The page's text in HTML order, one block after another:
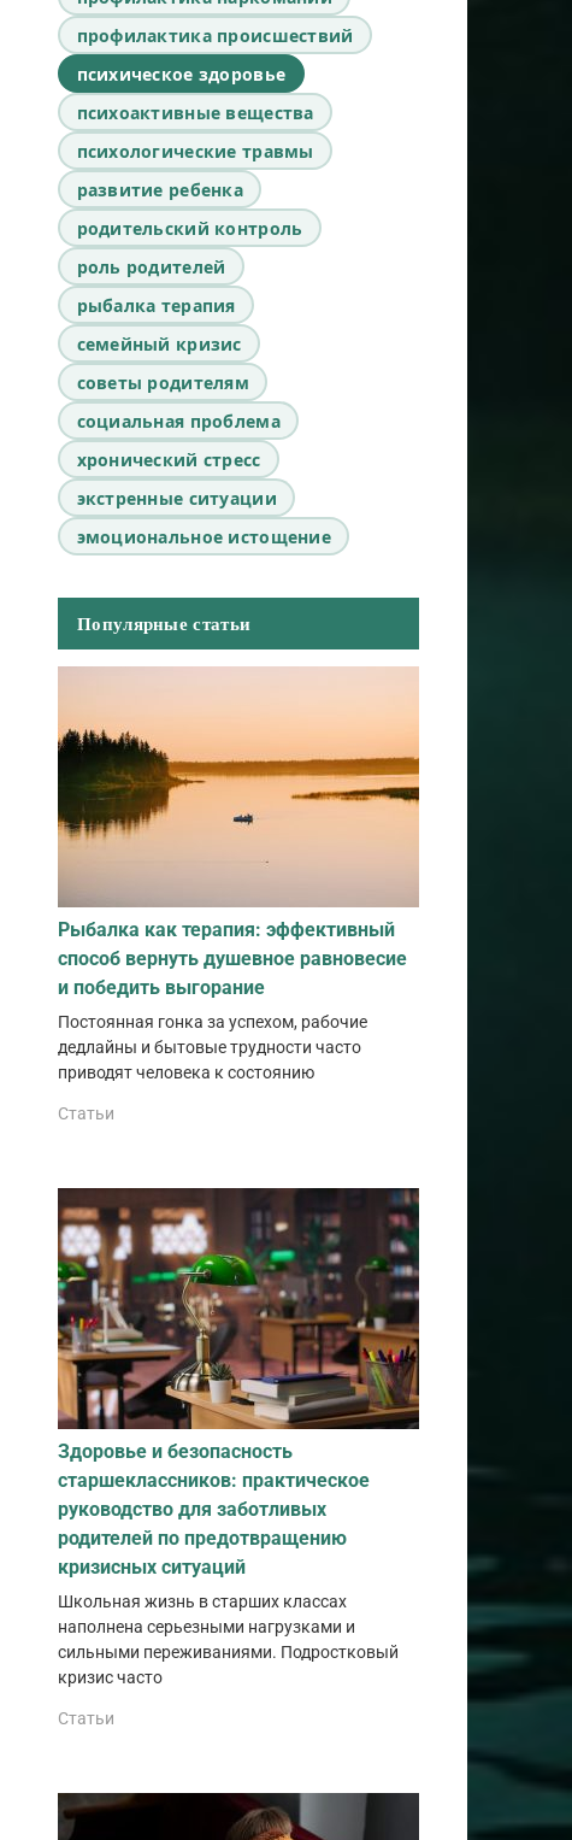
профилактика происшествий
психическое здоровье
психоактивные вещества
психологические травмы
развитие ребенка
родительский контроль
роль родителей
рыбалка терапия
семейный кризис
советы родителям
социальная проблема
хронический стресс
экстренные ситуации
эмоциональное истощение
Популярные статьи
Рыбалка как терапия: эффективный
способ вернуть душевное равновесие
и победить выгорание
Постоянная гонка за успехом, рабочие
дедлайны и бытовые трудности часто
приводят человека к состоянию
Статьи
Здоровье и безопасность
старшеклассников: практическое
руководство для заботливых
родителей по предотвращению
кризисных ситуаций
Школьная жизнь в старших классах
наполнена серьезными нагрузками и
сильными переживаниями. Подростковый
кризис часто
Статьи